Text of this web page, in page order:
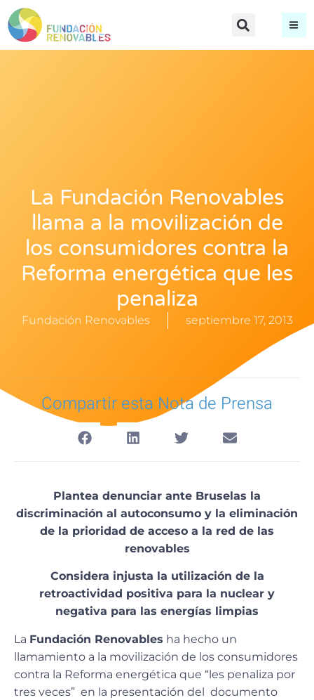
La Fundación Renovables
llama a la movilización de
los consumidores contra la
Reforma energética que les
penaliza
Fundación Renovables septiembre 17, 2013
Compartir esta Nota de Prensa
Plantea denunciar ante Bruselas la
discriminación al autoconsumo y la eliminación
de la prioridad de acceso a la red de las
renovables
Considera injusta la utilización de la
retroactividad positiva para la nuclear y
negativa para las energías limpias
La Fundación Renovables ha hecho un
llamamiento a la movilización de los consumidores
contra la Reforma energética que “les penaliza por
tres veces” en la presentación del documento